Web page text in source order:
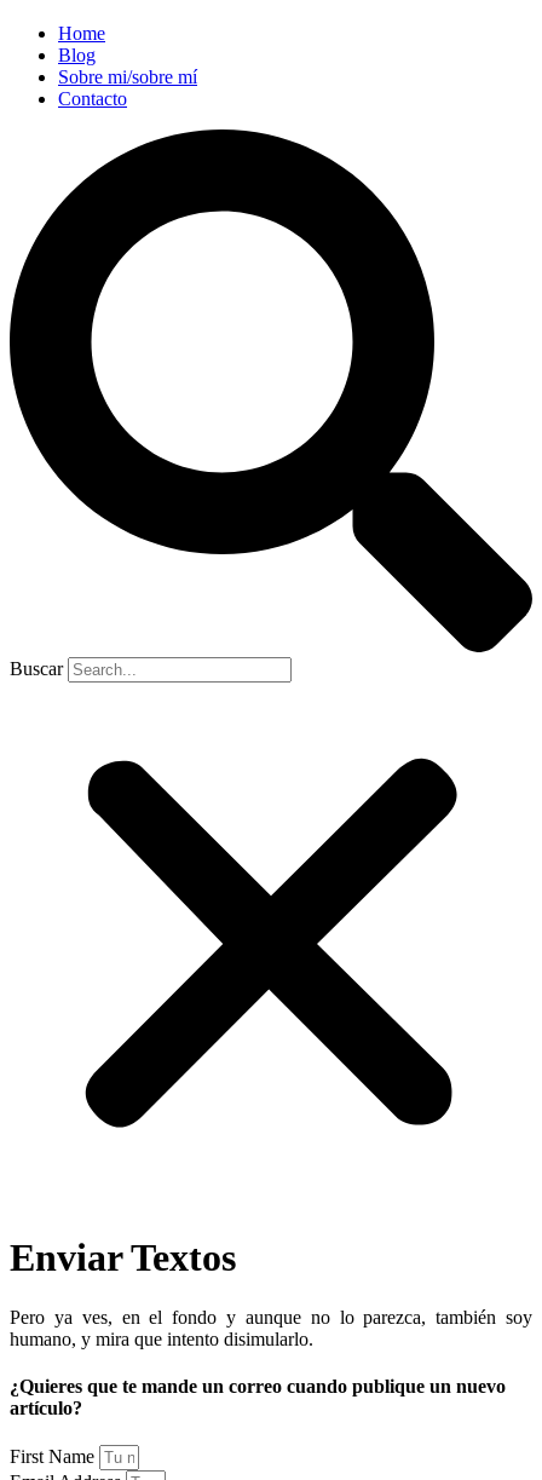
Home
Blog
Sobre mi/sobre mí
Contacto
Buscar
Enviar Textos
Pero ya ves, en el fondo y aunque no lo parezca, también soy
humano, y mira que intento disimularlo.
¿Quieres que te mande un correo cuando publique un nuevo
artículo?
First Name